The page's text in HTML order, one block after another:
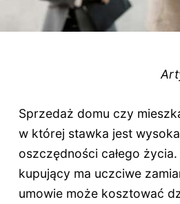
Sprzedaż domu czy
w której stawka jest
oszczędności całego
kupujący ma uczciwe
umowie może kosztować